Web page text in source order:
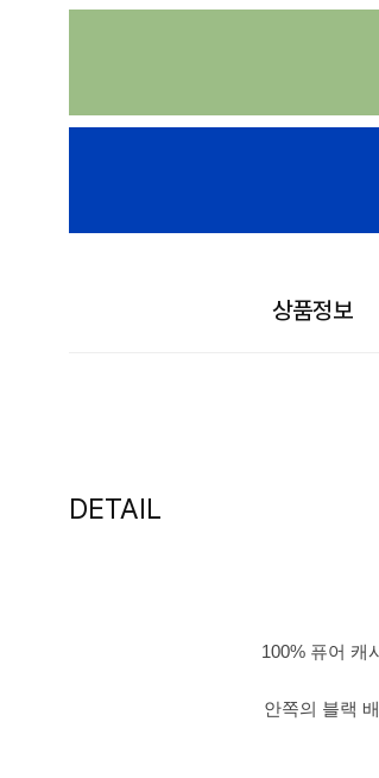
상품정보
DETAIL
100% 퓨어 캐
안쪽의 블랙